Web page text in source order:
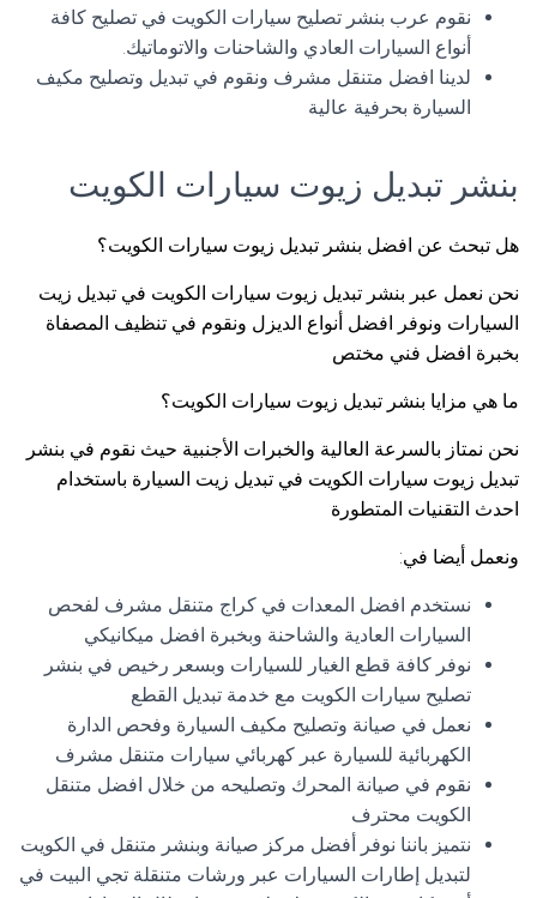
نقوم عرب بنشر تصليح سيارات الكويت في تصليح كافة
أنواع السيارات العادي والشاحنات والاتوماتيك.
لدينا افضل متنقل مشرف ونقوم في تبديل وتصليح مكيف
السيارة بحرفية عالية
بنشر تبديل زيوت سيارات الكويت
هل تبحث عن افضل بنشر تبديل زيوت سيارات الكويت؟
نحن نعمل عبر بنشر تبديل زيوت سيارات الكويت في تبديل زيت
السيارات ونوفر افضل أنواع الديزل ونقوم في تنظيف المصفاة
بخبرة افضل فني مختص
ما هي مزايا بنشر تبديل زيوت سيارات الكويت؟
نحن نمتاز بالسرعة العالية والخبرات الأجنبية حيث نقوم في بنشر
تبديل زيوت سيارات الكويت في تبديل زيت السيارة باستخدام
احدث التقنيات المتطورة
ونعمل أيضا في:
نستخدم افضل المعدات في كراج متنقل مشرف لفحص
السيارات العادية والشاحنة وبخبرة افضل ميكانيكي
نوفر كافة قطع الغيار للسيارات وبسعر رخيص في بنشر
تصليح سيارات الكويت مع خدمة تبديل القطع
نعمل في صيانة وتصليح مكيف السيارة وفحص الدارة
الكهربائية للسيارة عبر كهربائي سيارات متنقل مشرف
نقوم في صيانة المحرك وتصليحه من خلال افضل متنقل
الكويت محترف
نتميز باننا نوفر أفضل مركز صيانة وبنشر متنقل في الكويت
لتبديل إطارات السيارات عبر ورشات متنقلة تجي البيت في